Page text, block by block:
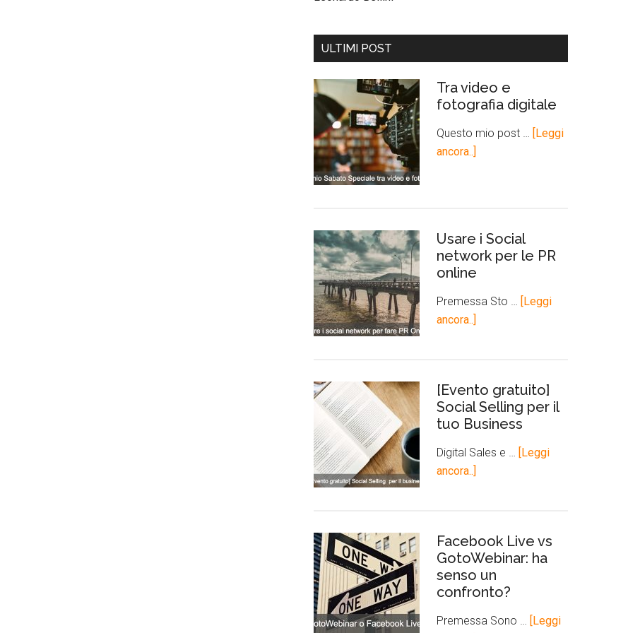
ULTIMI POST
Tra video e
fotografia digitale
Questo mio post …
[Leggi
ancora..]
Usare i Social
network per le PR
online
Premessa Sto …
[Leggi
ancora..]
[Evento gratuito]
Social Selling per il
tuo Business
Digital Sales e …
[Leggi
ancora..]
Facebook Live vs
GotoWebinar: ha
senso un
confronto?
Premessa Sono …
[Leggi